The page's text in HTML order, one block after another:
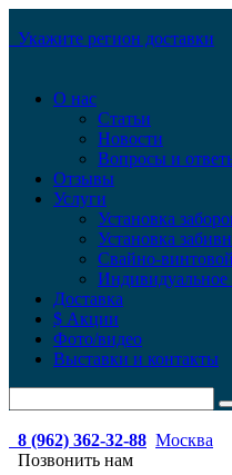
Укажите регион доставки
О нас
Статьи
Новости
Вопросы и
Отзывы
Услуги
Установка
Установка
Свайно-
Индивидуальное
Доставка
$ Акции
Фото/видео
Выставки и контакты
8 (962) 362-32-88 Москва
Позвонить нам